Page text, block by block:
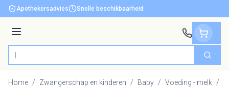
Ga naar de inhoud
Apothekersadvies Snelle beschikbaarheid
Menu
Product, merk, categorie... Zoek
Home / Zwangerschap en kinderen / Baby / Voeding - melk /